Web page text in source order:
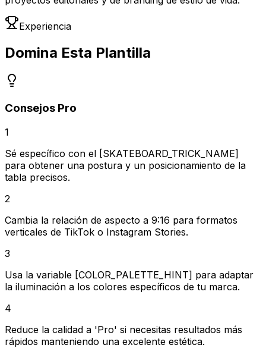
Experiencia
Domina Esta Plantilla
Consejos Pro
1
Sé específico con el [SKATEBOARD_TRICK_NAME]
para obtener una postura y un posicionamiento de la
tabla precisos.
2
Cambia la relación de aspecto a 9:16 para formatos
verticales de TikTok o Instagram Stories.
3
Usa la variable [COLOR_PALETTE_HINT] para adaptar
la iluminación a los colores específicos de tu marca.
4
Reduce la calidad a 'Pro' si necesitas resultados más
rápidos manteniendo una excelente estética.